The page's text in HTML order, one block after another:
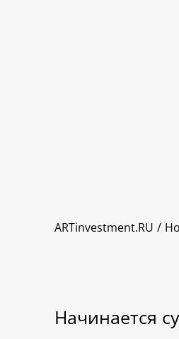
ARTinvestment.RU
Начинается